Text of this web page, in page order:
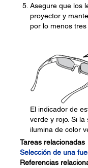
Asegure que los
proyector y
por lo menos tres
El indicador de
verde y rojo. Si
ilumina de color
Tareas relacionadas
Selección de una
Referencias